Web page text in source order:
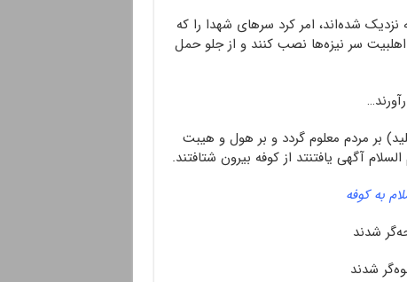
شده‌اند، امر کرد سرهای شهدا را که
سر نیزه‌ها نصب کنند و از جلو حمل
بر مردم معلوم گردد و بر هول و هیبت
آگهی یافتنتد از کوفه بیرون شتافتند.
به کوفه
شدند
شدند